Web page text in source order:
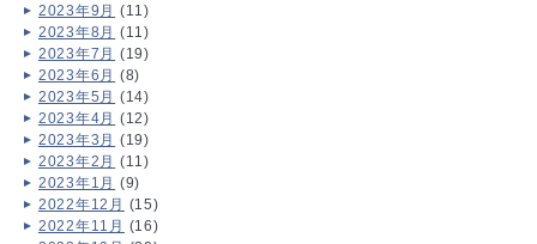
2023年9月 (11)
2023年8月 (11)
2023年7月 (19)
2023年6月 (8)
2023年5月 (14)
2023年4月 (12)
2023年3月 (19)
2023年2月 (11)
2023年1月 (9)
2022年12月 (15)
2022年11月 (16)